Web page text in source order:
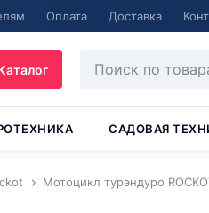
Оплата Доставка
САДОВАЯ
Мотоцикл турэндуро